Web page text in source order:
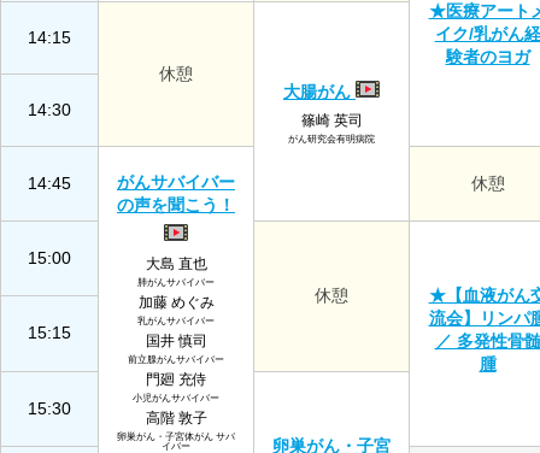
★医療アート
イク/乳がん経
験者のヨガ
14:15
休憩
大腸がん
篠崎 英司
がん研究会有明病院
14:30
14:45
がんサバイバー
の声を聞こう！
大島 直也
肺がんサバイバー
加藤 めぐみ
乳がんサバイバー
国井 慎司
前立腺がんサバイバー
門廻 充侍
小児がんサバイバー
高階 敦子
卵巣がん・子宮体がん サバ
イバー
休憩
15:00
休憩
★【血液がん
流会】リンパ
／ 多発性骨髄
腫
15:15
15:30
卵巣がん・子宮